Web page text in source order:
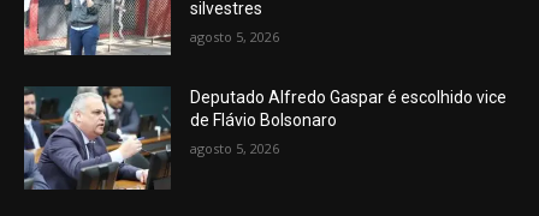
silvestres
agosto 5, 2026
Deputado Alfredo Gaspar é escolhido vice
de Flávio Bolsonaro
agosto 5, 2026